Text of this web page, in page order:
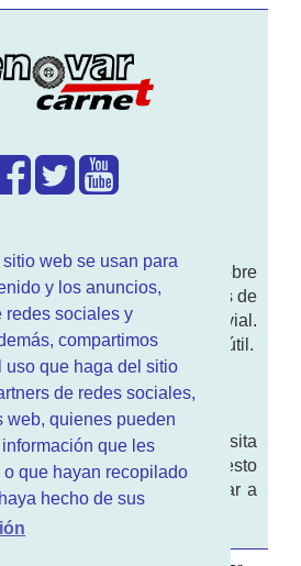
web se usan para
y los anuncios,
redes sociales y
compartimos
uso que haga del sitio
de redes sociales,
web, quienes pueden
que les
que hayan recopilado
hecho de sus
Te contamos sobre
de conducir, noticias de
y sobre todo seguridad vial.
tipo de información DGT útil.
mantiene la pagina, visita
contacto. Aquí tienes nuesto
no queremos engañar a